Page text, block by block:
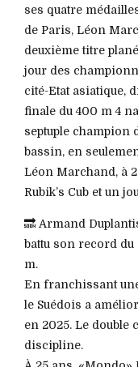
ses quatre
de Paris, Léon
deuxième titre
jour des
cité-Etat asiatique,
finale du 400 m 4
septuple champion
bassin, en
Léon Marchand, à
Rubik’s Cub et un
🔜 Armand
battu son record du
m.
En franchissant
le Suédois a
en 2025. Le double
discipline.